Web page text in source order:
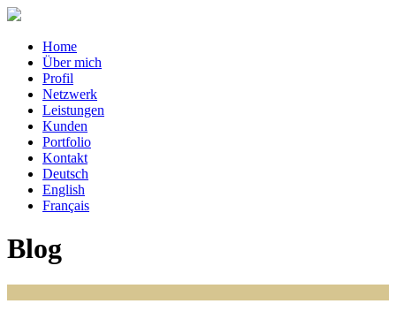
Home
Über mich
Profil
Netzwerk
Leistungen
Kunden
Portfolio
Kontakt
Deutsch
English
Français
Blog